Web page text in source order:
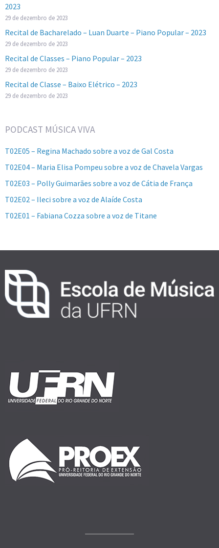
2023
29 de dezembro de 2023
Recital de Bacharelado – Luan Duarte – Piano Popular – 2023
29 de dezembro de 2023
Recital de Classes – Piano Popular – 2023
29 de dezembro de 2023
Recital de Classe – Baixo Elétrico – 2023
29 de dezembro de 2023
PODCAST MÚSICA VIVA
T02E05 – Regina Machado sobre a voz de Gal Costa
T02E04 – Maria Elisa Pompeu sobre a voz de Chavela Vargas
T02E03 – Polly Guimarães sobre a voz de Cátia de França
T02E02 – Ileci sobre a voz de Alaíde Costa
T02E01 – Fabiana Cozza sobre a voz de Titane